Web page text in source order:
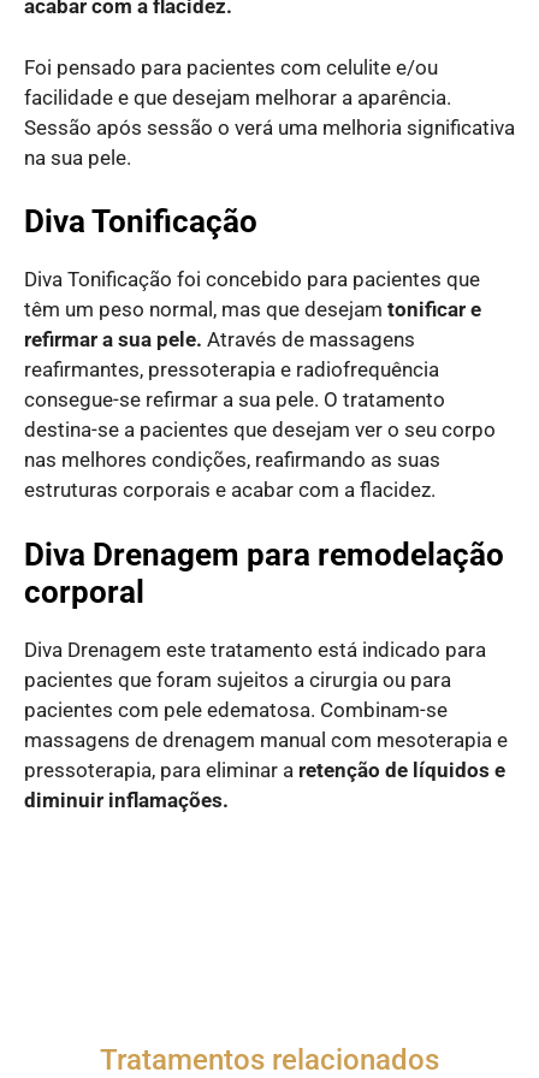
acabar com a flacidez.
Foi pensado para pacientes com celulite e/ou
facilidade e que desejam melhorar a aparência.
Sessão após sessão o verá uma melhoria significativa
na sua pele.
Diva Tonificação
Diva Tonificação foi concebido para pacientes que
têm um peso normal, mas que desejam tonificar e
refirmar a sua pele. Através de massagens
reafirmantes, pressoterapia e radiofrequência
consegue-se refirmar a sua pele. O tratamento
destina-se a pacientes que desejam ver o seu corpo
nas melhores condições, reafirmando as suas
estruturas corporais e acabar com a flacidez.
Diva Drenagem para remodelação
corporal
Diva Drenagem este tratamento está indicado para
pacientes que foram sujeitos a cirurgia ou para
pacientes com pele edematosa. Combinam-se
massagens de drenagem manual com mesoterapia e
pressoterapia, para eliminar a retenção de líquidos e
diminuir inflamações.
Tratamentos relacionados